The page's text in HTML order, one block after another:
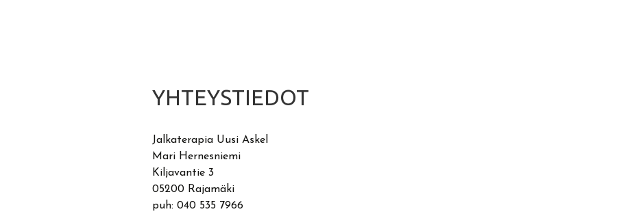
YHTEYSTIEDOT
Jalkaterapia Uusi Askel
Mari Hernesniemi
Kiljavantie 3
05200 Rajamäki
puh: 040 535 7966